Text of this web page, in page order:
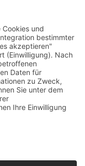
Kontakt